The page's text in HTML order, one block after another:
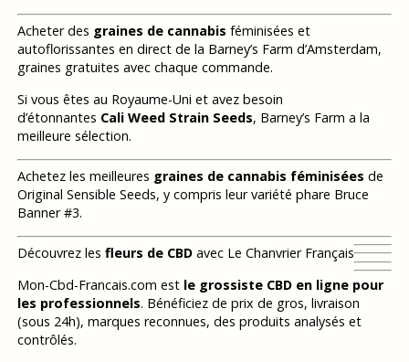
Acheter des graines de cannabis féminisées et
autoflorissantes en direct de la Barney’s Farm d’Amsterdam,
graines gratuites avec chaque commande.
Si vous êtes au Royaume-Uni et avez besoin
d’étonnantes Cali Weed Strain Seeds, Barney’s Farm a la
meilleure sélection.
Achetez les meilleures graines de cannabis féminisées de
Original Sensible Seeds, y compris leur variété phare Bruce
Banner #3.
Découvrez les fleurs de CBDavec Le Chanvrier Français
Mon-Cbd-Francais.com est le grossiste CBD en ligne pour
les professionnels. Bénéficiez de prix de gros, livraison
(sous 24h), marques reconnues, des produits analysés et
contrôlés.